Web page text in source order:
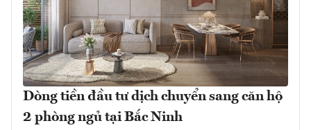
Dòng tiền đầu tư dịch chuyển sang căn hộ
2 phòng ngủ tại Bắc Ninh